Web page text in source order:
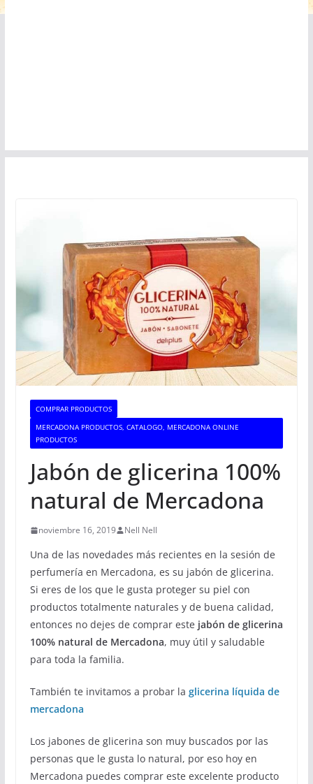
COMPRAR PRODUCTOS
MERCADONA PRODUCTOS, CATALOGO, MERCADONA ONLINE
PRODUCTOS
Jabón de glicerina 100%
natural de Mercadona
noviembre 16, 2019 Nell Nell
Una de las novedades más recientes en la sesión de
perfumería en Mercadona, es su jabón de glicerina.
Si eres de los que le gusta proteger su piel con
productos totalmente naturales y de buena calidad,
entonces no dejes de comprar este jabón de glicerina
100% natural de Mercadona, muy útil y saludable
para toda la familia.
También te invitamos a probar la glicerina líquida de
mercadona
Los jabones de glicerina son muy buscados por las
personas que le gusta lo natural, por eso hoy en
Mercadona puedes comprar este excelente producto